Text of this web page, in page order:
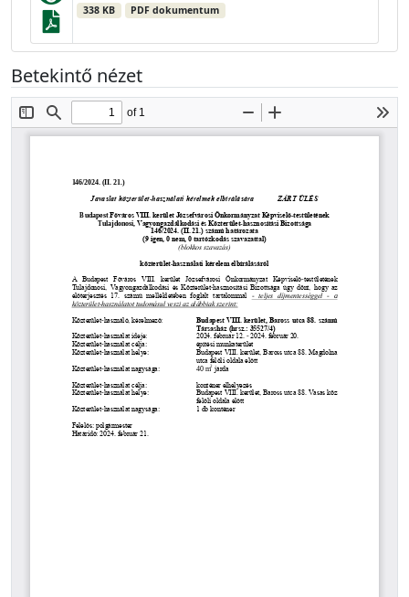
338 KB PDF dokumentum
Betekintő nézet